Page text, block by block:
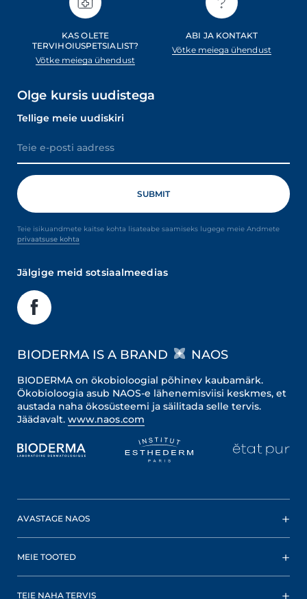
KAS OLETE
TERVIHOIUSPETSIALIST?
Võtke meiega ühendust
ABI JA KONTAKT
Võtke meiega ühendust
Olge kursis uudistega
Tellige meie uudiskiri
Teie isikuandmete kaitse kohta lisateabe saamiseks lugege meie Andmete
privaatsuse kohta
Jälgige meid sotsiaalmeedias
BIODERMA IS A BRAND NAOS
BIODERMA on ökobioloogial põhinev kaubamärk.
Ökobioloogia asub NAOS-e lähenemisviisi keskmes, et
austada naha ökosüsteemi ja säilitada selle tervis.
Jäädavalt. www.naos.com
AVASTAGE NAOS
MEIE TOOTED
TEIE NAHA TERVIS